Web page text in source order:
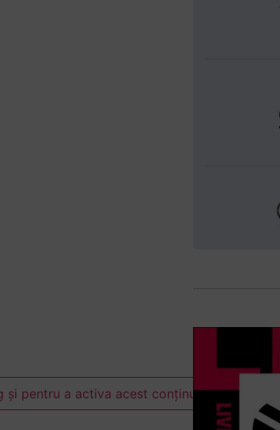
și pentru a activa acest conținut